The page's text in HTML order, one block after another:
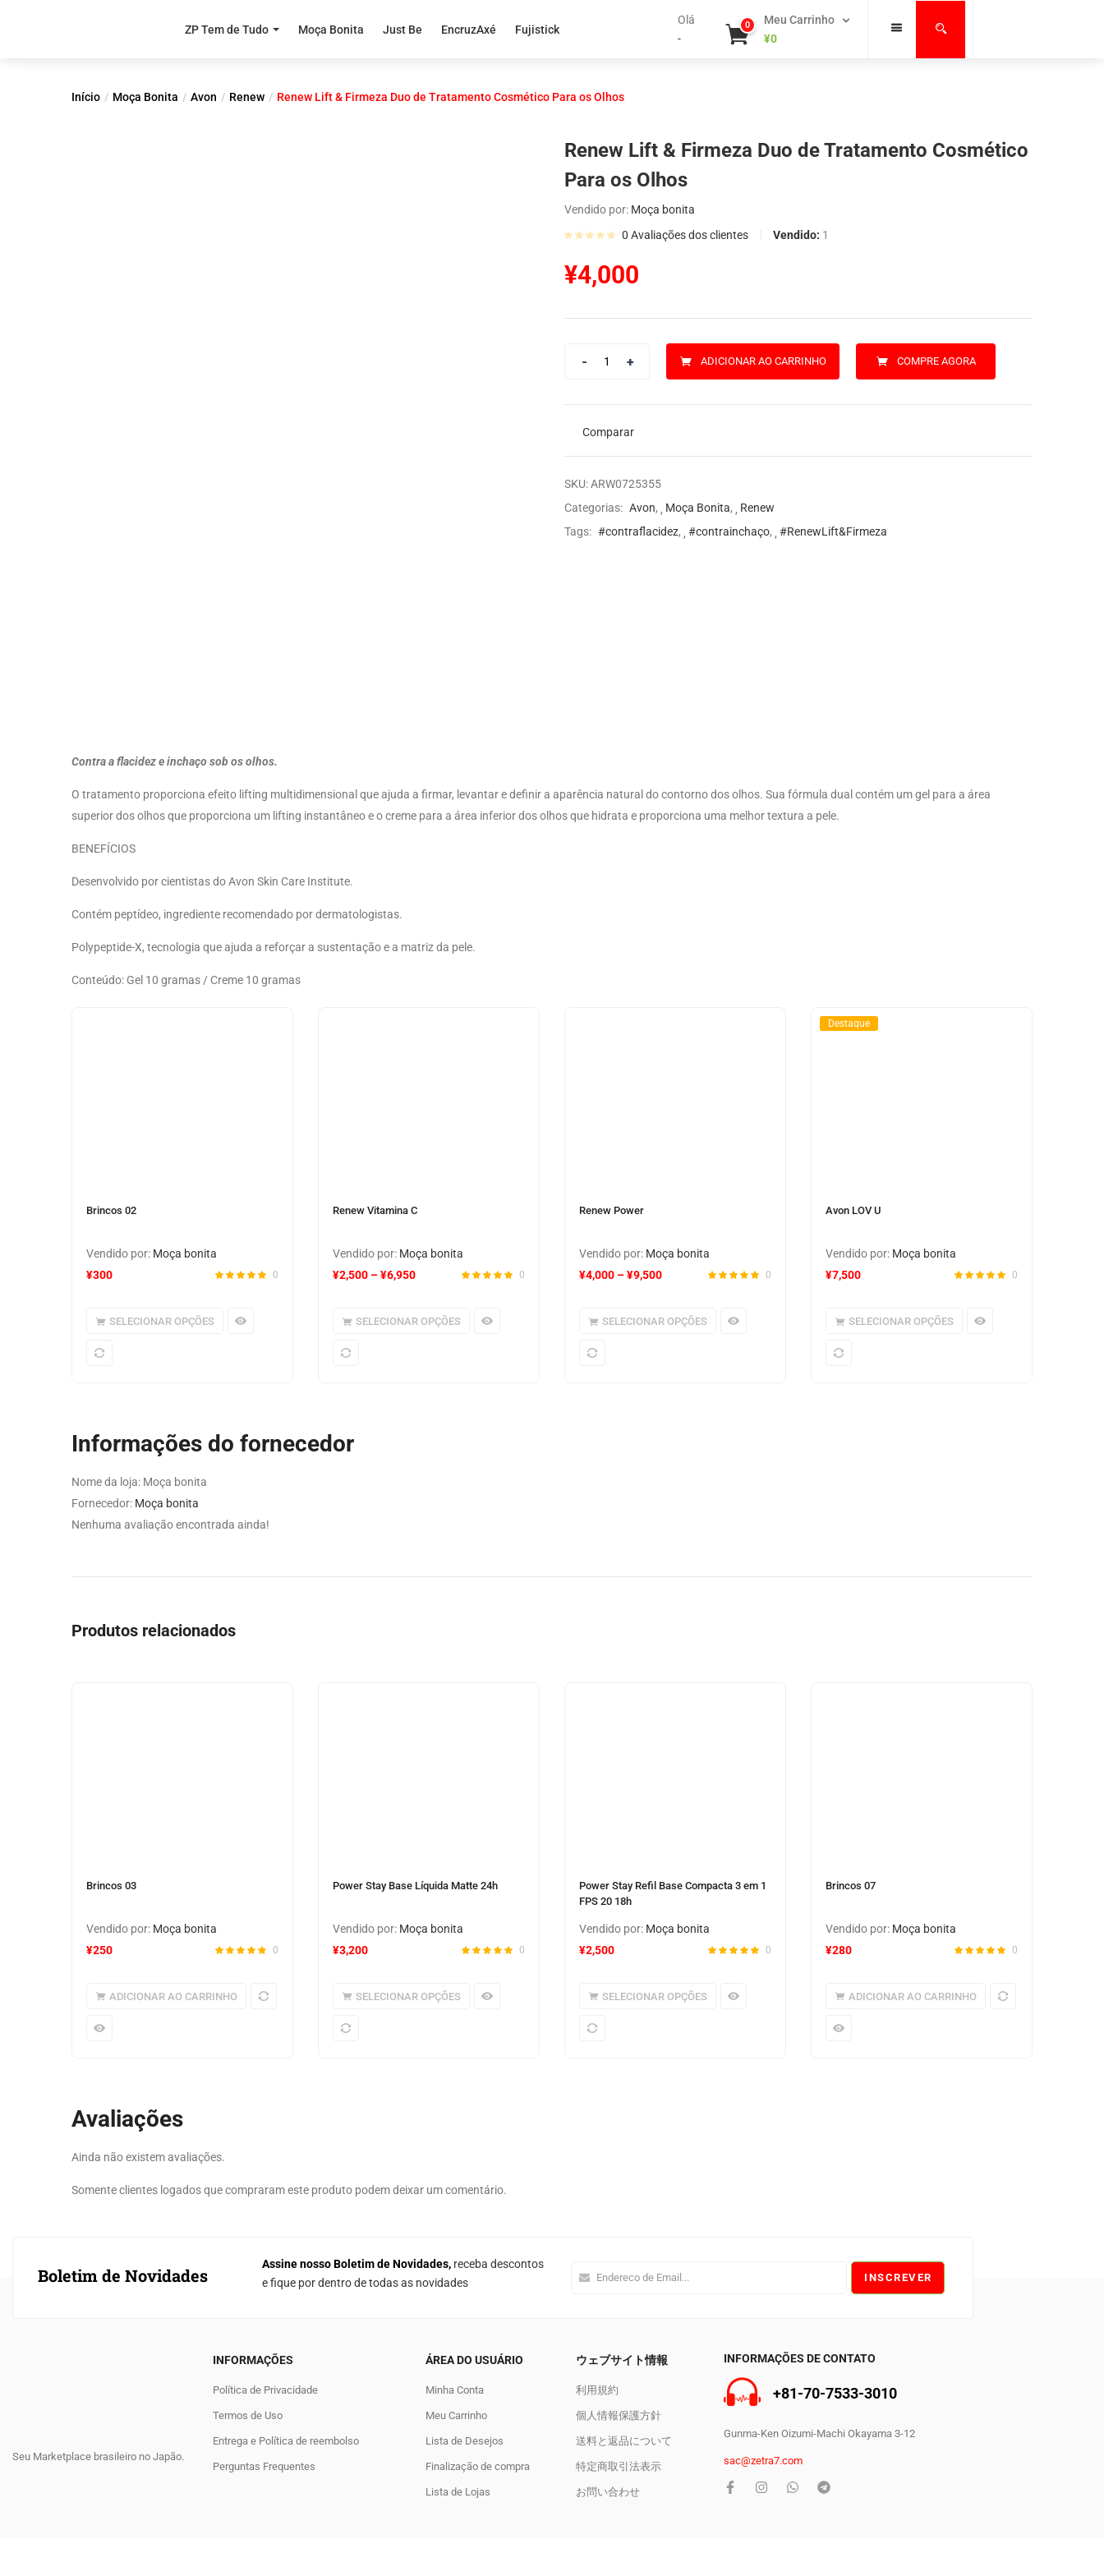
ZP Tem de Tudo Moça Bonita Just Be EncruzAxé Fujistick
Olá
-
Meu Carrinho
0
¥0
Início Moça Bonita Avon Renew Renew Lift & Firmeza Duo de Tratamento Cosmético Para os Olhos
Renew Lift & Firmeza Duo de Tratamento Cosmético
Para os Olhos
Vendido por: Moça bonita
0 Avaliações dos clientes Vendido: 1
¥4,000
ADICIONAR AO CARRINHO COMPRE AGORA
Comparar
SKU:ARW0725355
Categorias: Avon, Moça Bonita,
Renew
Tags: #contraflacidez, #contrainchaço, #RenewLift&Firmeza
Contra a flacidez e inchaço sob os olhos.
O tratamento proporciona efeito lifting multidimensional que ajuda a firmar, levantar e definir a aparência natural do contorno dos olhos. Sua fórmula dual contém um gel para a área
superior dos olhos que proporciona um lifting instantâneo e o creme para a área inferior dos olhos que hidrata e proporciona uma melhor textura a pele.
BENEFÍCIOS
Desenvolvido por cientistas do Avon Skin Care Institute.
Contém peptídeo, ingrediente recomendado por dermatologistas.
Polypeptide-X, tecnologia que ajuda a reforçar a sustentação e a matriz da pele.
Conteúdo: Gel 10 gramas / Creme 10 gramas
Brincos 02
Vendido por: Moça bonita
0
¥300
SELECIONAR OPÇÕES
Renew Vitamina C
Vendido por: Moça bonita
0
¥2,500 –¥6,950
SELECIONAR OPÇÕES
Renew Power
Vendido por: Moça bonita
0
¥4,000 –¥9,500
SELECIONAR OPÇÕES
Destaque
Avon LOV U
Vendido por: Moça bonita
0
¥7,500
SELECIONAR OPÇÕES
Informações do fornecedor
Nome da loja: Moça bonita
Fornecedor: Moça bonita
Nenhuma avaliação encontrada ainda!
Produtos relacionados
Brincos 03
Vendido por: Moça bonita
0
¥250
ADICIONAR AO CARRINHO
Power Stay Base Líquida Matte 24h
Vendido por: Moça bonita
0
¥3,200
SELECIONAR OPÇÕES
Power Stay Refil Base Compacta 3 em 1
FPS 20 18h
Vendido por: Moça bonita
0
¥2,500
SELECIONAR OPÇÕES
Brincos 07
Vendido por: Moça bonita
0
¥280
ADICIONAR AO CARRINHO
Avaliações
Ainda não existem avaliações.
Somente clientes logados que compraram este produto podem deixar um comentário.
Boletim de Novidades
Assine nosso Boletim de Novidades, receba descontos
e fique por dentro de todas as novidades
INSCREVER
Seu Marketplace brasileiro no Japão.
INFORMAÇÕES
Política de Privacidade
Termos de Uso
Entrega e Política de reembolso
Perguntas Frequentes
ÁREA DO USUÁRIO
Minha Conta
Meu Carrinho
Lista de Desejos
Finalização de compra
Lista de Lojas
ウェブサイト情報
利用規約
個人情報保護方針
送料と返品について
特定商取引法表示
お問い合わせ
INFORMAÇÕES DE CONTATO
+81-70-7533-3010
Gunma-Ken Oizumi-Machi Okayama 3-12
sac@zetra7.com